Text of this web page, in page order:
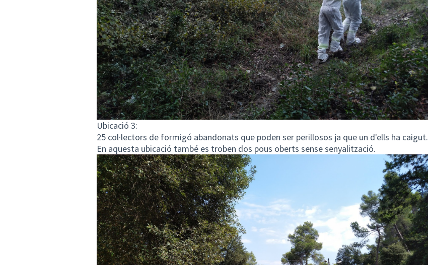
Ubicació 3:
25 col·lectors de formigó abandonats que poden ser perillosos ja que un d'ells ha caigut.
En aquesta ubicació també es troben dos pous oberts sense senyalització.